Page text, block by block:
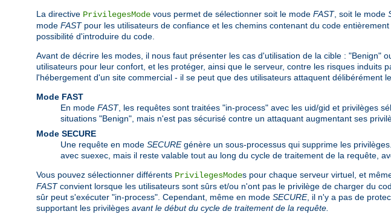
La directive PrivilegesMode vous permet de sélectionner soit le mode FAST, soit le mode
mode FASTpour les utilisateurs de confiance et les chemins contenant du code
possibilité d'introduire du code.
Avant de décrire les modes, il nous faut présenter les cas d'utilisation de la cible : "Benign"
utilisateurs pour leur confort, et les protéger, ainsi que le serveur, contre les risques induits
l'hébergement d'un site commercial - il se peut que des utilisateurs attaquent délibérément
Mode FAST
En mode FAST, les requêtes sont traitées "in-process" avec les uid/gid et privilèges
situations "Benign", mais n'est pas sécurisé contre un attaquant augmentant ses
Mode SECURE
Une requête en mode SECUREgénère un sous-processus qui supprime les
avec suexec, mais il reste valable tout au long du cycle de traitement de la requête,
Vous pouvez sélectionner différents PrivilegesModes pour chaque serveur virtuel, et
FASTconvient lorsque les utilisateurs sont sûrs et/ou n'ont pas le privilège de charger du
sûr peut s'exécuter "in-process". Cependant, même en mode SECURE, il n'y a pas de
supportant les privilèges avant le début du cycle de traitement de la requête.